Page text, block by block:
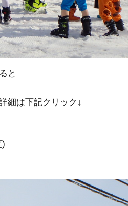
と
細は下記クリック↓
)